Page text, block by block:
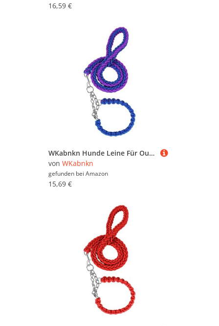
16,59 €
WKabnkn Hunde Leine Für Outdoor Walking Nopull Haustiertraining Leiter Praktisches Nylon Leine Einstellbares Traktionsseil Für Große Hunde Blei
von WKabnkn
gefunden bei Amazon
15,69 €